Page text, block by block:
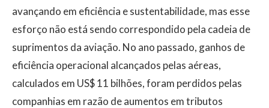
avançando em eficiência e sustentabilidade, mas esse
esforço não está sendo correspondido pela cadeia de
suprimentos da aviação. No ano passado, ganhos de
eficiência operacional alcançados pelas aéreas,
calculados em US$ 11 bilhões, foram perdidos pelas
companhias em razão de aumentos em tributos